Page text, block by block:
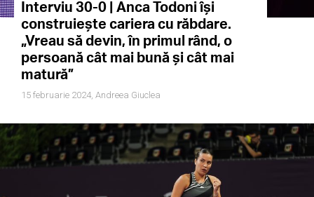
Interviu 30-0 | Anca Todoni își
construiește cariera cu răbdare.
„Vreau să devin, în primul rând, o
persoană cât mai bună și cât mai
matură”
15 februarie 2024, Andreea Giuclea